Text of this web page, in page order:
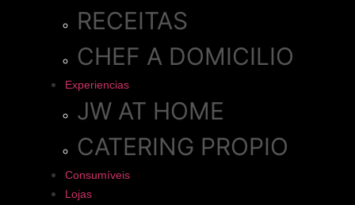
RECEITAS
CHEF A DOMICILIO
Experiencias
JW AT HOME
CATERING PROPIO
Consumíveis
Lojas